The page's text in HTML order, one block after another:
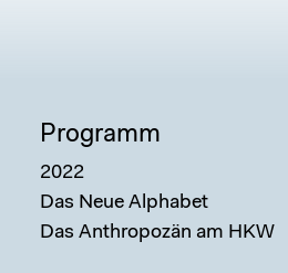
Programm
2022
Das Neue Alphabet
Das Anthropozän am HKW